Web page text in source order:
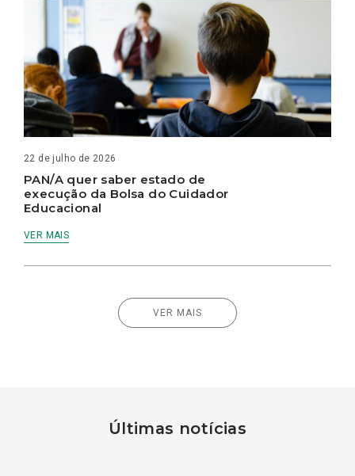
22 de julho de 2026
PAN/A quer saber estado de
execução da Bolsa do Cuidador
Educacional
VER MAIS
VER MAIS
Últimas notícias